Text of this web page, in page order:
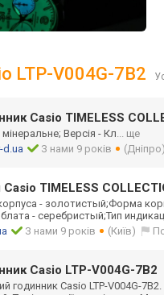
LTP-V004G-7B2
Casio TIMELESS
Версія - Кл... ще
d.ua
З нами 9 років (Дніпро)
TIMELESS
- золотистый;Форма
- серебристый;Тип
З нами 9 років (Київ)
Casio LTP-V004G-7B2
годинник Casio LTP-V004G-